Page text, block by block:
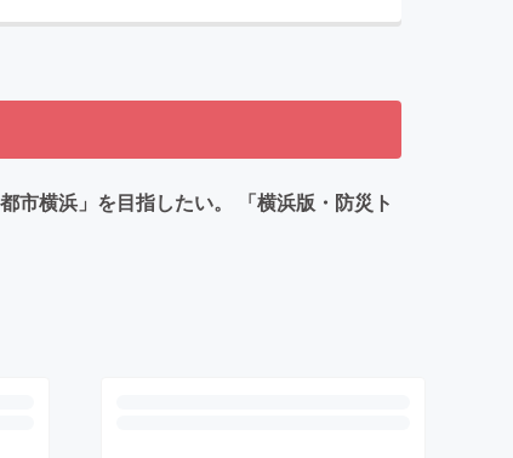
市横浜」を目指したい。 「横浜版・防災ト